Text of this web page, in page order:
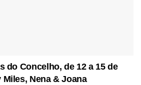
do Concelho, de 12 a 15 de
Nena & Joana